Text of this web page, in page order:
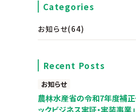
Categories
お知らせ(64)
Recent Posts
お知らせ
農林水産省の令和7年度補正
ックビジネス実証・実装事業